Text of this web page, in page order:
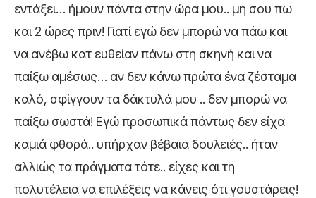
εντάξει… ήμουν πάντα στην ώρα μου.. μη σου πω
και 2 ώρες πριν! Γιατί εγώ δεν μπορώ να πάω και
να ανέβω κατ ευθείαν πάνω στη σκηνή και να
παίξω αμέσως… αν δεν κάνω πρώτα ένα ζέσταμα
καλό, σφίγγουν τα δάκτυλά μου .. δεν μπορώ να
παίξω σωστά! Εγώ προσωπικά πάντως δεν είχα
καμιά φθορά.. υπήρχαν βέβαια δουλειές.. ήταν
αλλιώς τα πράγματα τότε.. είχες και τη
πολυτέλεια να επιλέξεις να κάνεις ότι γουστάρεις!